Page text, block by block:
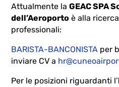
Attualmente laGEAC SPA
dell’Aeroporto è alla
professionali:
BARISTA-BANCONISTA per
inviare CV a
Per le posizioni riguardanti l’